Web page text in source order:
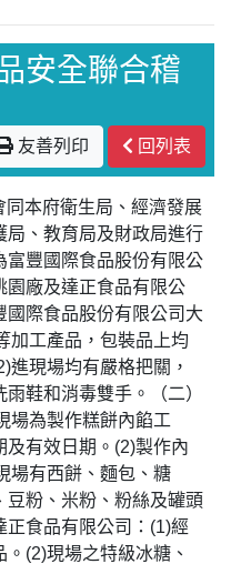
安全聯合稽
友善列印 回列表
本府衛生局、經濟發展
局、教育局及財政局進行
富豐國際食品股份有限公
園廠及達正食品有限公
國際食品股份有限公司大
加工產品，包裝品上均
進現場均有嚴格把關，
鞋和消毒雙手。（二）
場為製作糕餅內餡工
及有效日期。(2)製作內
場有西餅、麵包、糖
豆粉、米粉、粉絲及罐頭
正食品有限公司：(1)經
(2)現場之特級冰糖、